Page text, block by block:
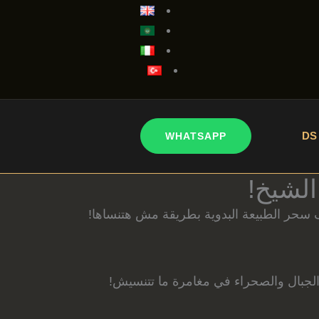
WHATSAPP
الطبيعة البدوية بطريقة مش هتنساها!
والصحراء في مغامرة ما تتنسيش!